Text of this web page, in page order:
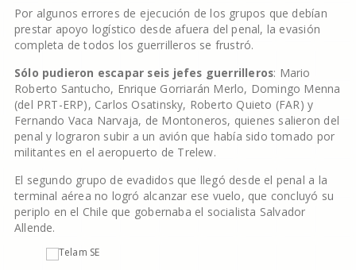
Por algunos errores de ejecución de los grupos que debían
prestar apoyo logístico desde afuera del penal, la evasión
completa de todos los guerrilleros se frustró.
Sólo pudieron escapar seis jefes guerrilleros: Mario
Roberto Santucho, Enrique Gorriarán Merlo, Domingo Menna
(del PRT-ERP), Carlos Osatinsky, Roberto Quieto (FAR) y
Fernando Vaca Narvaja, de Montoneros, quienes salieron del
penal y lograron subir a un avión que había sido tomado por
militantes en el aeropuerto de Trelew.
El segundo grupo de evadidos que llegó desde el penal a la
terminal aérea no logró alcanzar ese vuelo, que concluyó su
periplo en el Chile que gobernaba el socialista Salvador
Allende.